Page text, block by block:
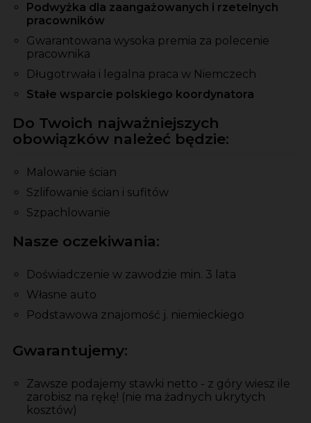
Podwyżka dla zaangażowanych i rzetelnych
pracowników
Gwarantowana wysoka premia za polecenie
pracownika
Długotrwała i legalna praca w Niemczech
Stałe wsparcie polskiego koordynatora
Do Twoich najważniejszych
obowiązków należeć będzie:
Malowanie ścian
Szlifowanie ścian i sufitów
Szpachlowanie
Nasze oczekiwania:
Doświadczenie w zawodzie min. 3 lata
Własne auto
Podstawowa znajomość j. niemieckiego
Gwarantujemy:
Zawsze podajemy stawki netto - z góry wiesz ile
zarobisz na rękę! (nie ma żadnych ukrytych
kosztów)